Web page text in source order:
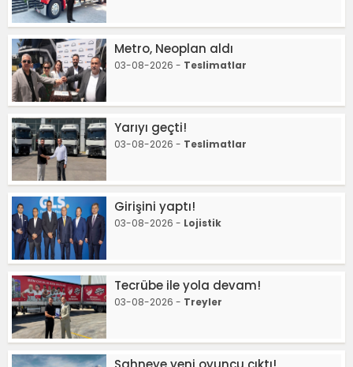
Metro, Neoplan aldı
03-08-2026 - Teslimatlar
Yarıyı geçti!
03-08-2026 - Teslimatlar
Girişini yaptı!
03-08-2026 - Lojistik
Tecrübe ile yola devam!
03-08-2026 - Treyler